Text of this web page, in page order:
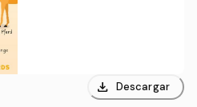
download Descargar